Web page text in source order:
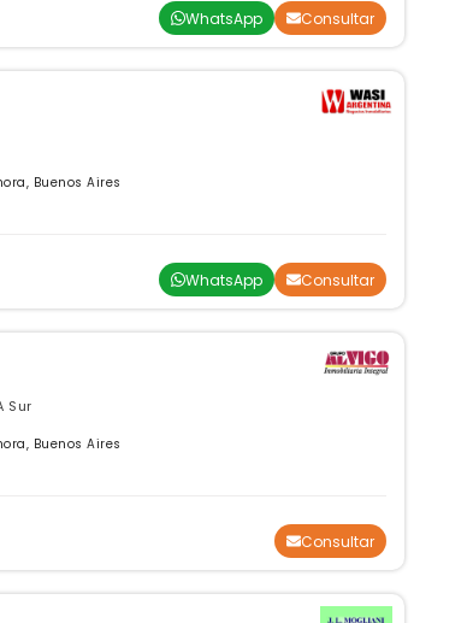
WhatsApp Consultar
Buenos Aires
WhatsApp Consultar
Sur
Buenos Aires
Consultar